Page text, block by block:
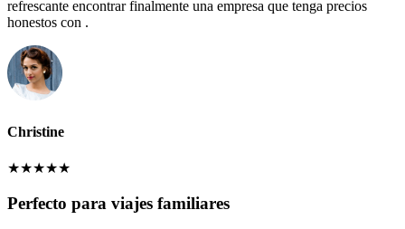
refrescante encontrar finalmente una empresa que tenga precios
honestos con .
Christine
★★★★★
Perfecto para viajes familiares